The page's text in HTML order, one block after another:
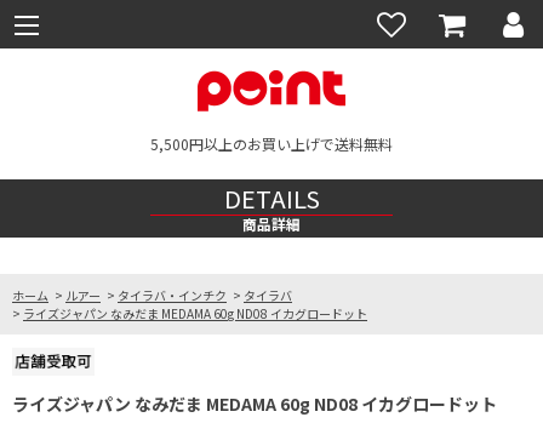
5,500円以上のお買い上げで送料無料
DETAILS
商品詳細
ホーム > ルアー > タイラバ・インチク > タイラバ
> ライズジャパン なみだま MEDAMA 60g ND08 イカグロードット
ライズジャパン なみだま MEDAMA 60g ND08 イカグロードット